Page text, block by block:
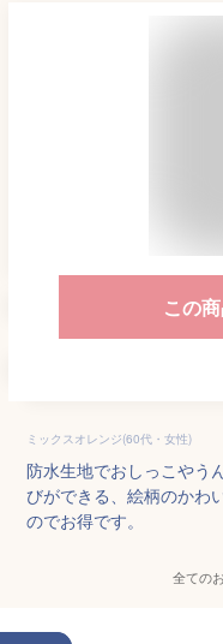
この
ミックスオレンジ(60代・女性)
防水生地でおしっこやう
びができる、絵柄のかわ
のでお得です。
全ての